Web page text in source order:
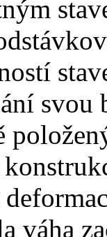
svou
váha